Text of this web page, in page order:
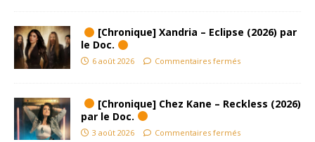
[Chronique] Xandria – Eclipse (2026) par
le Doc.
6 août 2026 Commentaires fermés
[Chronique] Chez Kane – Reckless (2026)
par le Doc.
3 août 2026 Commentaires fermés